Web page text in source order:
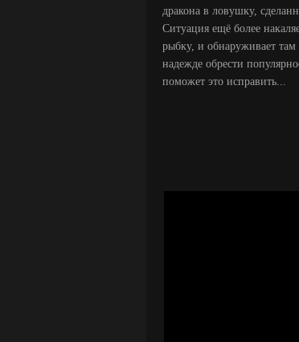
дракона в ловушку,
Ситуация ещё более
рыбку, и обнаруживает
надежде обрести
поможет это исправить...